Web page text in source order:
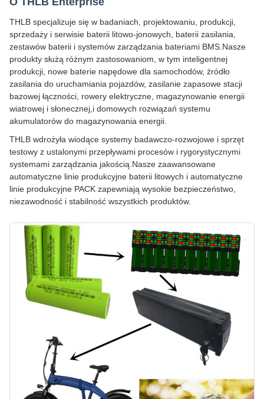
THLB specjalizuje się w badaniach, projektowaniu, produkcji,
sprzedaży i serwisie baterii litowo-jonowych, baterii zasilania,
zestawów baterii i systemów zarządzania bateriami BMS.Nasze
produkty służą różnym zastosowaniom, w tym inteligentnej
produkcji, nowe baterie napędowe dla samochodów, źródło
zasilania do uruchamiania pojazdów, zasilanie zapasowe stacji
bazowej łączności, rowery elektryczne, magazynowanie energii
wiatrowej i słonecznej,i domowych rozwiązań systemu
akumulatorów do magazynowania energii.
THLB wdrożyła wiodące systemy badawczo-rozwojowe i sprzęt
testowy z ustalonymi przepływami procesów i rygorystycznymi
systemami zarządzania jakością.Nasze zaawansowane
automatyczne linie produkcyjne baterii litowych i automatyczne
linie produkcyjne PACK zapewniają wysokie bezpieczeństwo,
niezawodność i stabilność wszystkich produktów.